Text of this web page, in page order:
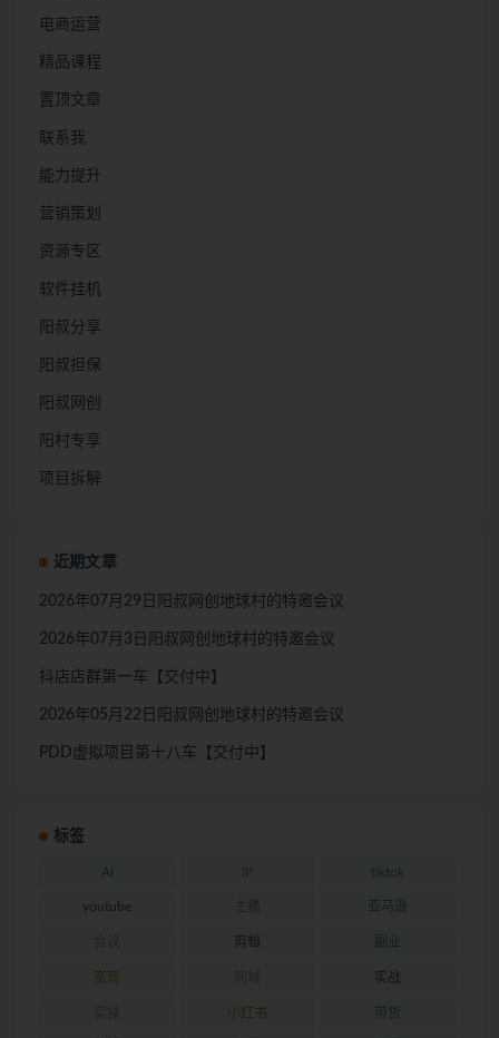
电商运营
精品课程
置顶文章
联系我
能力提升
营销策划
资源专区
软件挂机
阳叔分享
阳叔担保
阳叔网创
阳村专享
项目拆解
近期文章
2026年07月29日阳叔网创地球村的特邀会议
2026年07月3日阳叔网创地球村的特邀会议
抖店店群第一车【交付中】
2026年05月22日阳叔网创地球村的特邀会议
PDD虚拟项目第十八车【交付中】
标签
AI IP tiktok
youtube 亚马逊
剪辑 副业
变现 实战
小红书 带货